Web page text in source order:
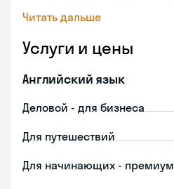
Читать дальше
Услуги и цены
Английский язык
Деловой - для бизнеса
Для путешествий
Для начинающих - премиум